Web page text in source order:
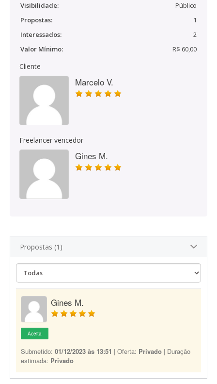
Visibilidade:
Público
Propostas:
1
Interessados:
2
Valor Mínimo:
R$ 60,00
Cliente
Marcelo V.
Freelancer vencedor
Gines M.
Propostas (1)
Gines M.
Aceita
Submetido: 01/12/2023 às 13:51 | Oferta: Privado | Duração
estimada: Privado